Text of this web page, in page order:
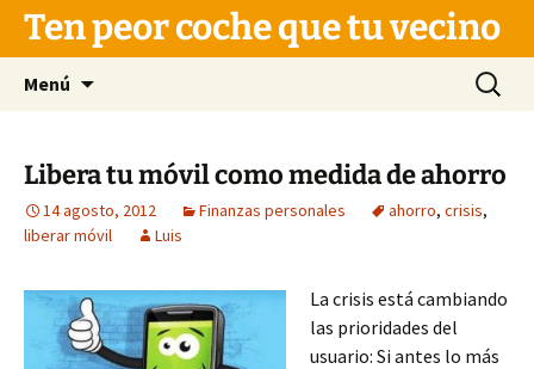
Saltar
contenido
Ten peor coche que tu vecino
Menú Buscar:
Libera tu móvil como medida de ahorro
14 agosto, 2012 Finanzas personales ahorro, crisis,
liberar móvil
Luis
La crisis está cambiando
las prioridades del
usuario: Si antes lo más